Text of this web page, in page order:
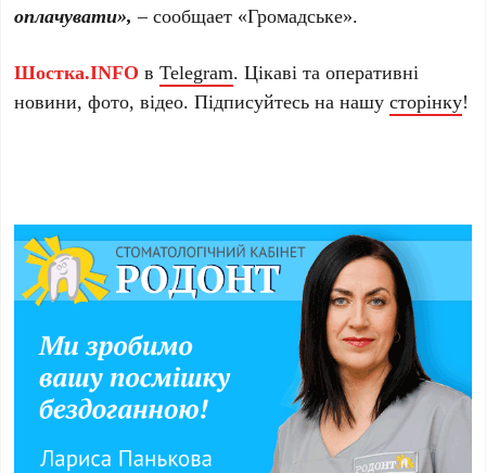
оплачувати», – сообщает «Громадське».
Шостка.INFO вTelegram. Цікаві та оперативні
новини, фото, відео. Підписуйтесь на нашусторінку!